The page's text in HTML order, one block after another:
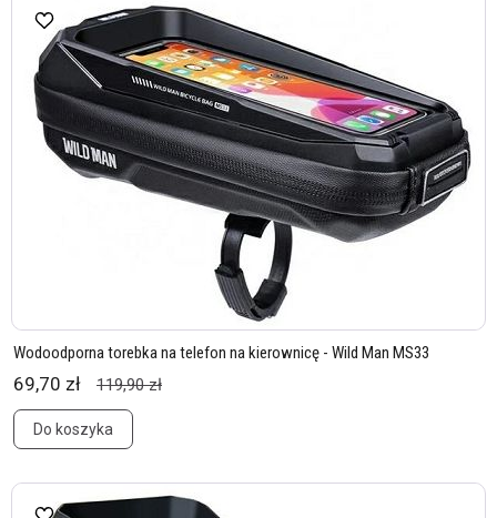
Wodoodporna torebka na telefon na kierownicę - Wild Man MS33
69,70 zł 119,90 zł
Do koszyka